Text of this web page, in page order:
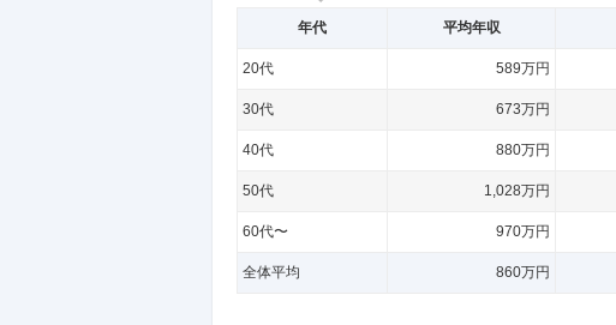
年代 平均年収
20代 589万円
30代 673万円
40代 880万円
50代 1,028万円
60代〜 970万円
全体平均 860万円